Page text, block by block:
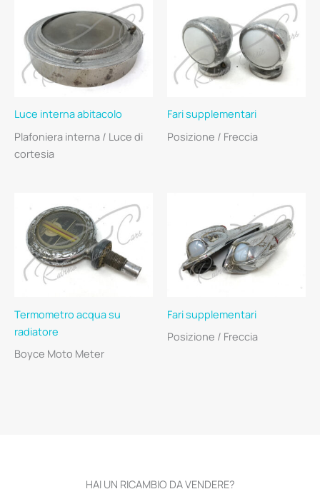
Luce interna abitacolo
Plafoniera interna / Luce di
cortesia
Fari supplementari
Posizione / Freccia
Termometro acqua su
radiatore
Boyce Moto Meter
Fari supplementari
Posizione / Freccia
HAI UN RICAMBIO DA VENDERE?